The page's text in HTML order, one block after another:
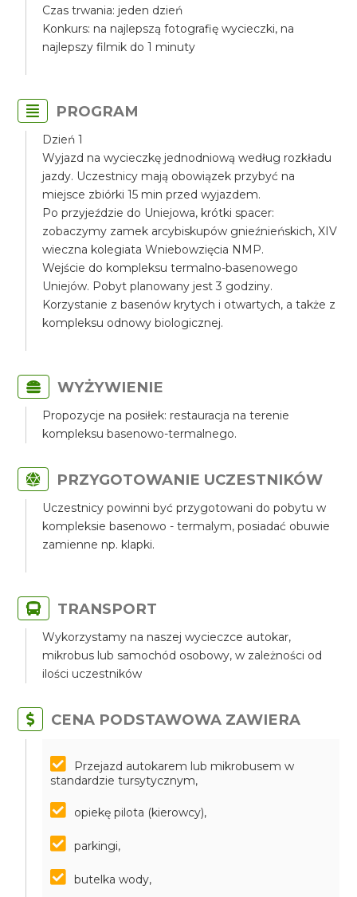
Czas trwania: jeden dzień
Konkurs: na najlepszą fotografię wycieczki, na
najlepszy filmik do 1 minuty
PROGRAM
Dzień 1
Wyjazd na wycieczkę jednodniową według rozkładu
jazdy. Uczestnicy mają obowiązek przybyć na
miejsce zbiórki 15 min przed wyjazdem.
Po przyjeździe do Uniejowa, krótki spacer:
zobaczymy zamek arcybiskupów gnieźnieńskich, XIV
wieczna kolegiata Wniebowzięcia NMP.
Wejście do kompleksu termalno-basenowego
Uniejów. Pobyt planowany jest 3 godziny.
Korzystanie z basenów krytych i otwartych, a także z
kompleksu odnowy biologicznej.
WYŻYWIENIE
Propozycje na posiłek: restauracja na terenie
kompleksu basenowo-termalnego.
PRZYGOTOWANIE UCZESTNIKÓW
Uczestnicy powinni być przygotowani do pobytu w
kompleksie basenowo - termalym, posiadać obuwie
zamienne np. klapki.
TRANSPORT
Wykorzystamy na naszej wycieczce autokar,
mikrobus lub samochód osobowy, w zależności od
ilości uczestników
CENA PODSTAWOWA ZAWIERA
Przejazd autokarem lub mikrobusem w
standardzie tursytycznym,
opiekę pilota (kierowcy),
parkingi,
butelka wody,